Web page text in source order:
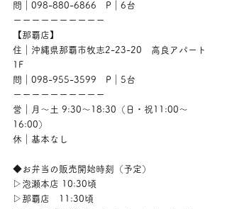
問｜098-880-6866　P｜6台
ーーーーーーーーーー
【那覇店】
住｜沖縄県那覇市牧志2-23-20　高良アパート
1F
問｜098-955-3599　P｜5台
ーーーーーーーーーー
営｜月〜土 9:30〜18:30（日・祝11:00〜
16:00）
休｜基本なし
◆お弁当の販売開始時刻（予定）
▷泡瀬本店 10:30頃
▷那覇店　11:30頃